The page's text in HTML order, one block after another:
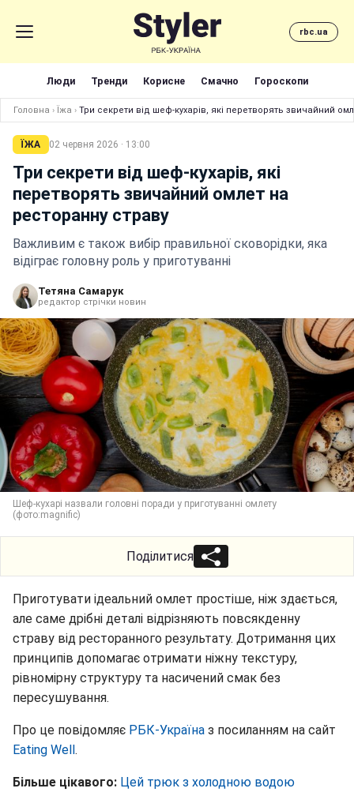
rbc.ua
Люди Тренди Корисне Смачно Гороскопи
Головна › Їжа › Три секрети від шеф-кухарів, які перетворять звичайний
ЇЖА 02 червня 2026 · 13:00
Три секрети від шеф-кухарів, які
перетворять звичайний омлет на
ресторанну страву
Важливим є також вибір правильної сковорідки, яка
відіграє головну роль у приготуванні
Тетяна Самарук
редактор стрічки новин
Шеф-кухарі назвали головні поради у приготуванні омлету
(фото:magnific)
Поділитися
Приготувати ідеальний омлет простіше, ніж здається,
але саме дрібні деталі відрізняють повсякденну
страву від ресторанного результату. Дотримання цих
принципів допомагає отримати ніжну текстуру,
рівномірну структуру та насичений смак без
пересушування.
Про це повідомляє РБК-Україна з посиланням на сайт
Eating Well.
Більше цікавого: Цей трюк з холодною водою